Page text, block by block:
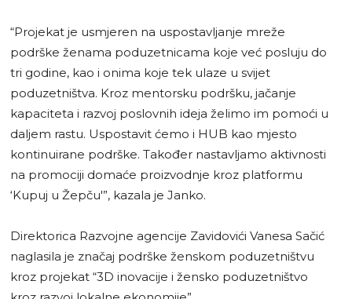
“Projekat je usmjeren na uspostavljanje mreže
podrške ženama poduzetnicama koje već posluju do
tri godine, kao i onima koje tek ulaze u svijet
poduzetništva. Kroz mentorsku podršku, jačanje
kapaciteta i razvoj poslovnih ideja želimo im pomoći u
daljem rastu. Uspostavit ćemo i HUB kao mjesto
kontinuirane podrške. Također nastavljamo aktivnosti
na promociji domaće proizvodnje kroz platformu
‘Kupuj u Žepču'”, kazala je Janko.
Direktorica Razvojne agencije Zavidovići Vanesa Sačić
naglasila je značaj podrške ženskom poduzetništvu
kroz projekat “3D inovacije i žensko poduzetništvo